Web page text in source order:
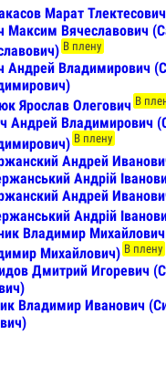
Марат Тлектесович
Максим Вячеславович
В плену
Андрей Владимирович
Ярослав Олегович В
Андрей Владимирович
В плену
Андрей
Андрій
Андрей
Андрій
Владимир Михайлович
Михайлович) В плену
Дмитрий Игоревич
Владимир Иванович